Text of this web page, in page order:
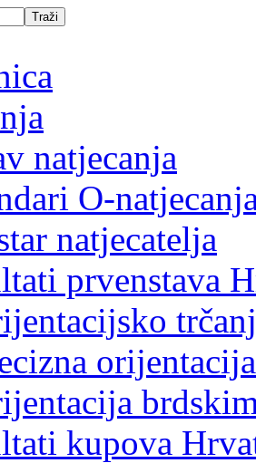
natjecanja
O-
natjecatelja
prvenstava
orijentacija
kupova